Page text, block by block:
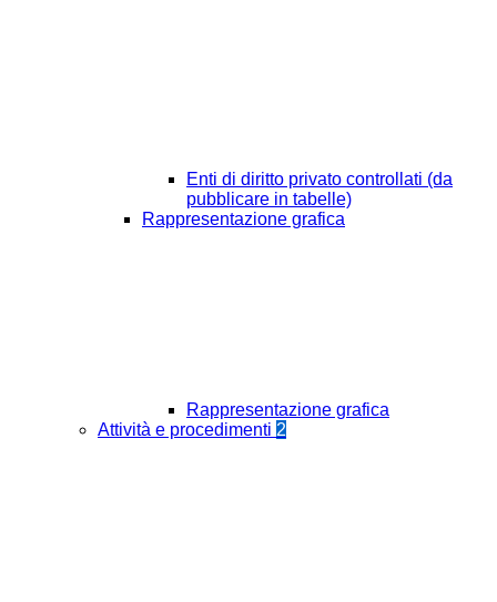
Enti di diritto privato controllati (da
pubblicare in tabelle)
Rappresentazione grafica
Rappresentazione grafica
Attività e procedimenti 2